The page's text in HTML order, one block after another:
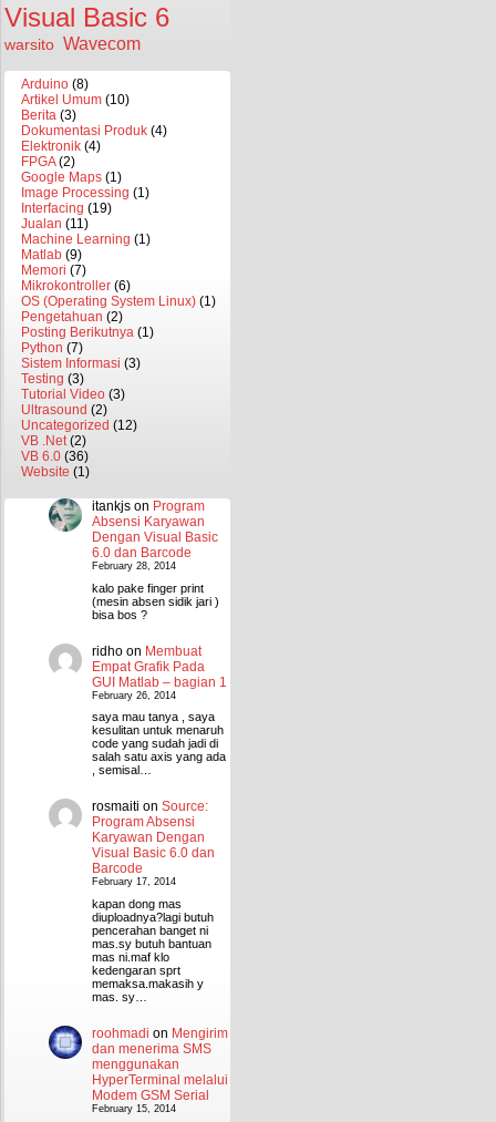
Visual Basic 6
warsito Wavecom
Arduino (8)
Artikel Umum (10)
Berita (3)
Dokumentasi Produk (4)
Elektronik (4)
FPGA(2)
Google Maps (1)
Image Processing (1)
Interfacing (19)
Jualan (11)
Machine Learning (1)
Matlab (9)
Memori (7)
Mikrokontroller (6)
OS (Operating System Linux) (1)
Pengetahuan (2)
Posting Berikutnya (1)
Python (7)
Sistem Informasi (3)
Testing (3)
Tutorial Video (3)
Ultrasound (2)
Uncategorized (12)
VB .Net(2)
VB 6.0 (36)
Website (1)
itankjs on Program
Absensi Karyawan
Dengan Visual Basic
6.0 dan Barcode
February 28, 2014
kalo pake finger print
(mesin absen sidik jari )
bisa bos ?
ridho on Membuat
Empat Grafik Pada
GUI Matlab – bagian 1
February 26, 2014
saya mau tanya , saya
kesulitan untuk menaruh
code yang sudah jadi di
salah satu axis yang ada
, semisal…
rosmaiti on Source:
Program Absensi
Karyawan Dengan
Visual Basic 6.0 dan
Barcode
February 17, 2014
kapan dong mas
diuploadnya?lagi butuh
pencerahan banget ni
mas.sy butuh bantuan
mas ni.maf klo
kedengaran sprt
memaksa.makasih y
mas. sy…
roohmadi on Mengirim
dan menerima SMS
menggunakan
HyperTerminal melalui
Modem GSM Serial
February 15, 2014